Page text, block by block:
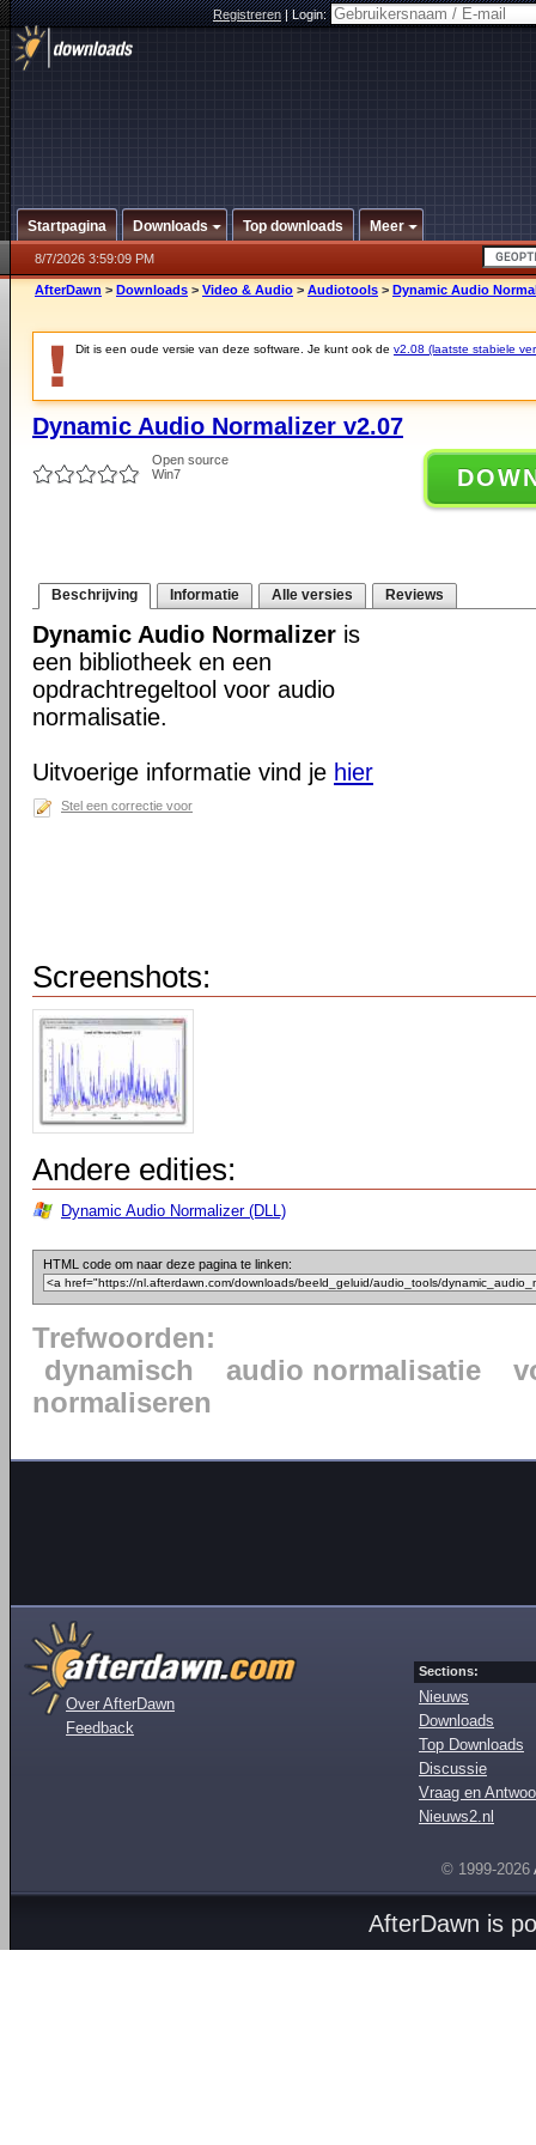
Registreren|Login:
Startpagina Downloads Top downloads Meer
8/7/2026 3:59:09 PM
AfterDawn > Downloads > Video & Audio > Audiotools > Dynamic Audio
Dit is een oude versie van deze software. Je kunt ook de v2.08 (laatste stabiele
Dynamic Audio Normalizer v2.07
Open source
Win7
Beschrijving Informatie Alle versies Reviews
Dynamic Audio Normalizer is
een bibliotheek en een
opdrachtregeltool voor audio
normalisatie.
Uitvoerige informatie vind je hier
Stel een correctie voor
Screenshots:
Andere edities:
Dynamic Audio Normalizer (DLL)
HTML code om naar deze pagina te linken:
Trefwoorden:
dynamisch
audio normalisatie
normaliseren
Over AfterDawn
Feedback
Sections:
Nieuws
Downloads
Top Downloads
Discussie
Vraag en
Nieuws2.nl
© 1999-2026
AfterDawn is